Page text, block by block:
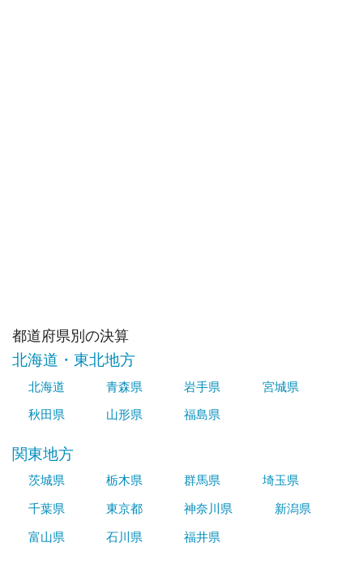
都道府県別の決算
北海道・東北地方
北海道 青森県 岩手県
宮城県
秋田県
山形県 福島県
関東地方
茨城県 栃木県 群馬県
埼玉県
千葉県
東京都 神奈川県
新潟県
富山県
石川県 福井県